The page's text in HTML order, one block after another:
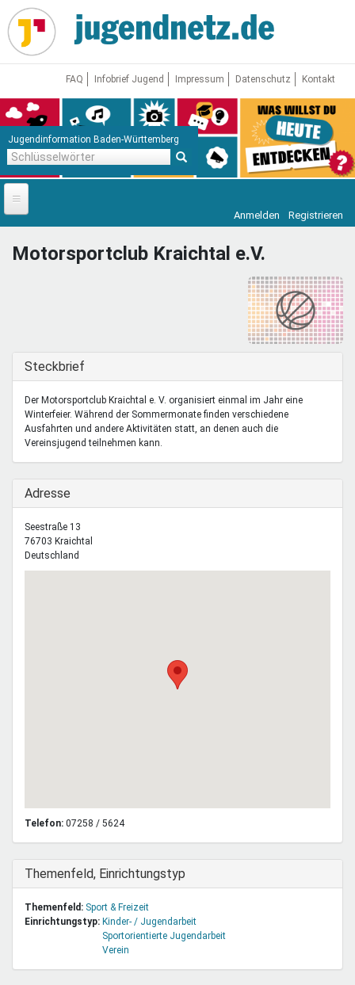
Direkt
zum
Inhalt
FAQ Infobrief Jugend Impressum Datenschutz Kontakt
Jugendinformation Baden-Württemberg
Startseite
News
Mentoren & Projekte
Schule & Beruf
Anmelden Registrieren
Motorsportclub Kraichtal e.V.
Ausblenden
Steckbrief
Der Motorsportclub Kraichtal e. V. organisiert einmal im Jahr eine
Winterfeier. Während der Sommermonate finden verschiedene
Ausfahrten und andere Aktivitäten statt, an denen auch die
Vereinsjugend teilnehmen kann.
Ausblenden
Adresse
Seestraße 13
76703 Kraichtal
Deutschland
Telefon: 07258 / 5624
Ausblenden
Themenfeld, Einrichtungstyp
Themenfeld: Sport & Freizeit
Einrichtungstyp: Kinder- / Jugendarbeit
Sportorientierte Jugendarbeit
Verein